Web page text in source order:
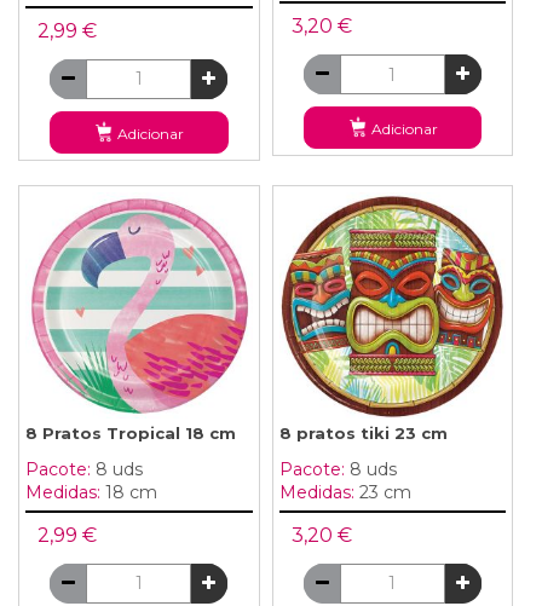
2,99 €
Adicionar
3,20 €
Adicionar
8 Pratos Tropical 18 cm
Pacote: 8 uds
Medidas: 18 cm
2,99 €
8 pratos tiki 23 cm
Pacote: 8 uds
Medidas: 23 cm
3,20 €